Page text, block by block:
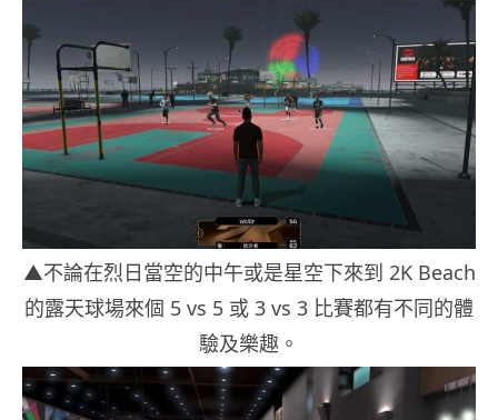
▲不論在烈日當空的中午或是星空下來到 2K Beach
的露天球場來個 5 vs 5 或 3 vs 3 比賽都有不同的體
驗及樂趣。